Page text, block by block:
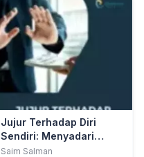
Jujur Terhadap Diri
Sendiri: Menyadari
Kemampuan dan Kondisi
Saim Salman